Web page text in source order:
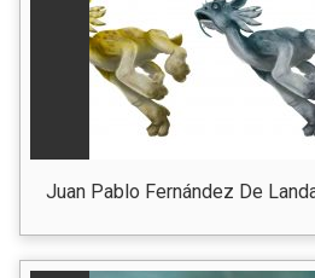
Juan Pablo Fernández De